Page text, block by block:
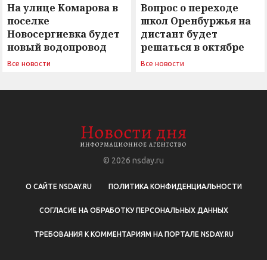
На улице Комарова в
поселке
Новосергиевка будет
новый водопровод
Все новости
Вопрос о переходе
школ Оренбуржья на
дистант будет
решаться в октябре
Все новости
© 2026 nsday.ru
О САЙТЕ NSDAY.RU ПОЛИТИКА КОНФИДЕНЦИАЛЬНОСТИ
СОГЛАСИЕ НА ОБРАБОТКУ ПЕРСОНАЛЬНЫХ ДАННЫХ
ТРЕБОВАНИЯ К КОММЕНТАРИЯМ НА ПОРТАЛЕ NSDAY.RU